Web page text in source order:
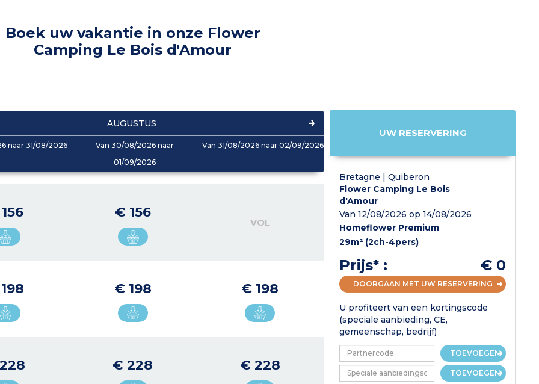
Boek uw vakantie in onze Flower
Camping Le Bois d'Amour
AUGUSTUS
naar 31/08/2026
Van 30/08/2026 naar
01/09/2026
Van 31/08/2026 naar 02/09/2026
€ 156
VOL
€ 198 € 198
€ 228 € 228
UW RESERVERING
Bretagne | Quiberon
Flower Camping Le Bois
d'Amour
Van 12/08/2026 op 14/08/2026
Homeflower Premium
29m² (2ch-4pers)
Prijs* : € 0
DOORGAAN MET UW RESERVERING
U profiteert van een kortingscode
(speciale aanbieding, CE,
gemeenschap, bedrijf)
TOEVOEGEN
TOEVOEGEN